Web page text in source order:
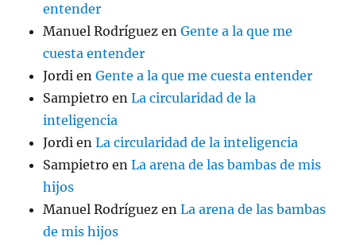
entender
Manuel Rodríguez enGente a la que me
cuesta entender
Jordi enGente a la que me cuesta entender
Sampietro enLa circularidad de la
inteligencia
Jordi enLa circularidad de la inteligencia
Sampietro enLa arena de las bambas de mis
hijos
Manuel Rodríguez enLa arena de las bambas
de mis hijos